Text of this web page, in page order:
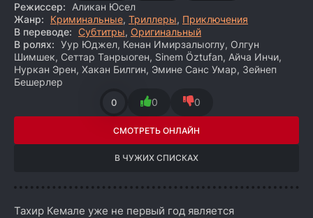
Режиссер:
Аликан Юсел
Жанр:
Криминальные, Триллеры, Приключения
В переводе: Субтитры, Оригинальный
В ролях: Уур Юджел, Кенан Имирзалыоглу, Олгун
Шимшек, Сеттар Танрыоген, Sinem Öztufan, Айча Инчи,
Нуркан Эрен, Хакан Билгин, Эмине Санс Умар, Зейнеп
Бешерлер
0 0 0
СМОТРЕТЬ ОНЛАЙН
В ЧУЖИХ СПИСКАХ
Тахир Кемале уже не первый год является